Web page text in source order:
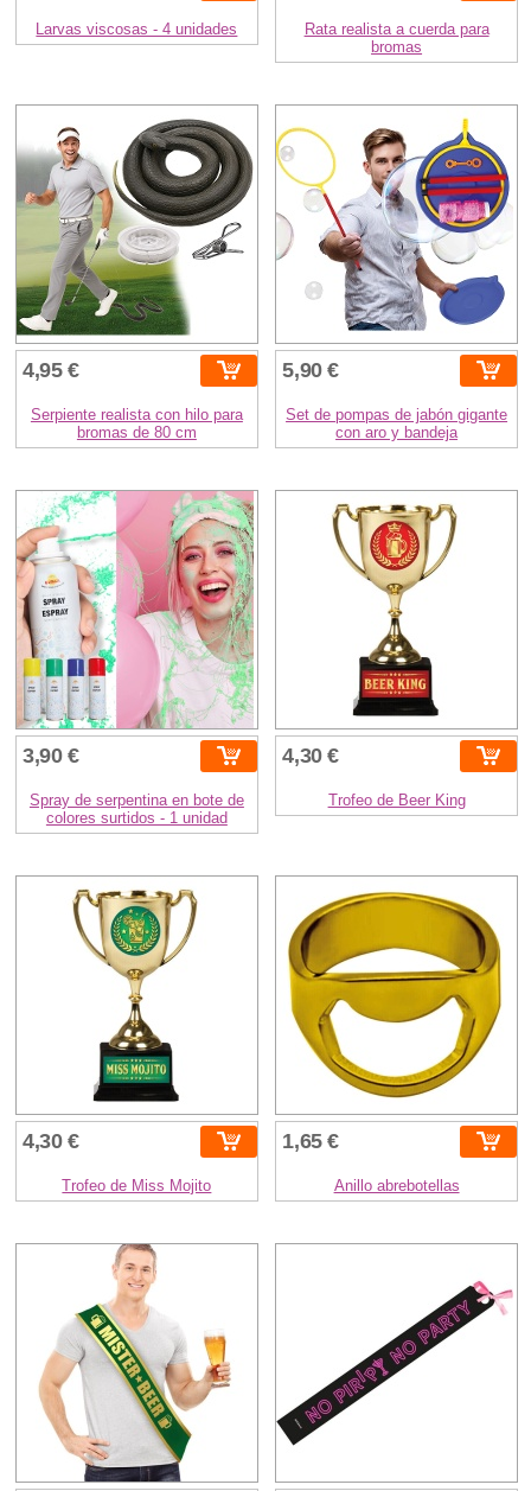
Larvas viscosas - 4 unidades
Rata realista a cuerda para
bromas
4,95 €
Serpiente realista con hilo para
bromas de 80 cm
5,90 €
Set de pompas de jabón gigante
con aro y bandeja
3,90 €
Spray de serpentina en bote de
colores surtidos - 1 unidad
4,30 €
Trofeo de Beer King
4,30 €
Trofeo de Miss Mojito
1,65 €
Anillo abrebotellas